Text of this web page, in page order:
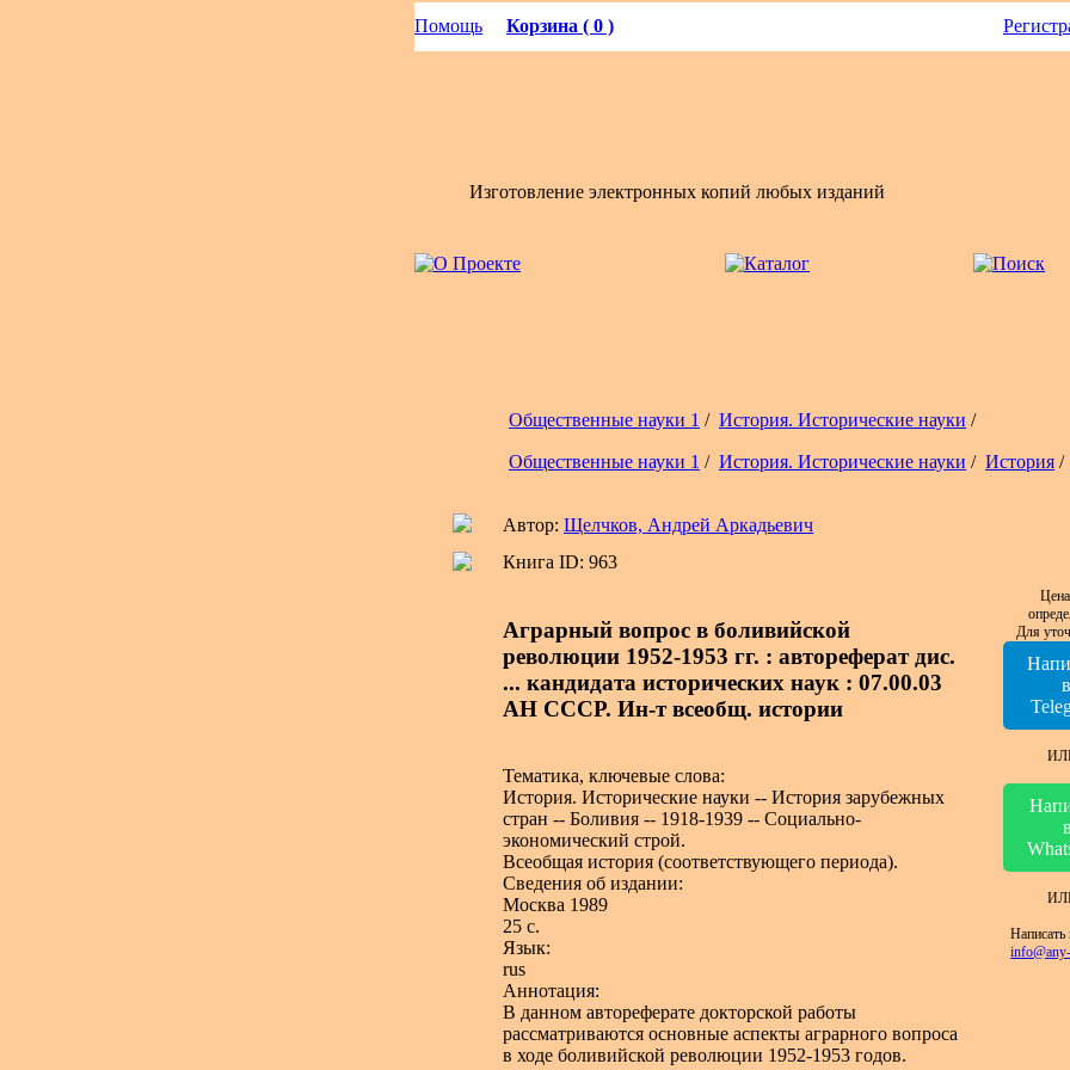
Помощь Корзина ( 0 )
Изготовление электронных копий любых изданий
Общественные науки 1 / История. Исторические науки /
Общественные науки 1 / История. Исторические науки / История /
Автор: Щелчков, Андрей Аркадьевич
Книга ID: 963
Аграрный вопрос в боливийской
революции 1952-1953 гг. : автореферат дис.
... кандидата исторических наук : 07.00.03
АН СССР. Ин-т всеобщ. истории
Тематика, ключевые слова:
История. Исторические науки -- История зарубежных
стран -- Боливия -- 1918-1939 -- Социально-
экономический строй.
Всеобщая история (соответствующего периода).
Сведения об издании:
Москва 1989
25 с.
Язык:
rus
Аннотация:
В данном автореферате докторской работы
рассматриваются основные аспекты аграрного вопроса
в ходе боливийской революции 1952-1953 годов.
Для
в
в
Написать